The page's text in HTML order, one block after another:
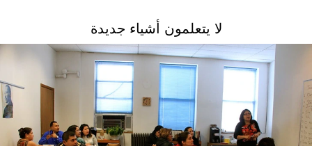
لا يتعلمون أشياء جديدة